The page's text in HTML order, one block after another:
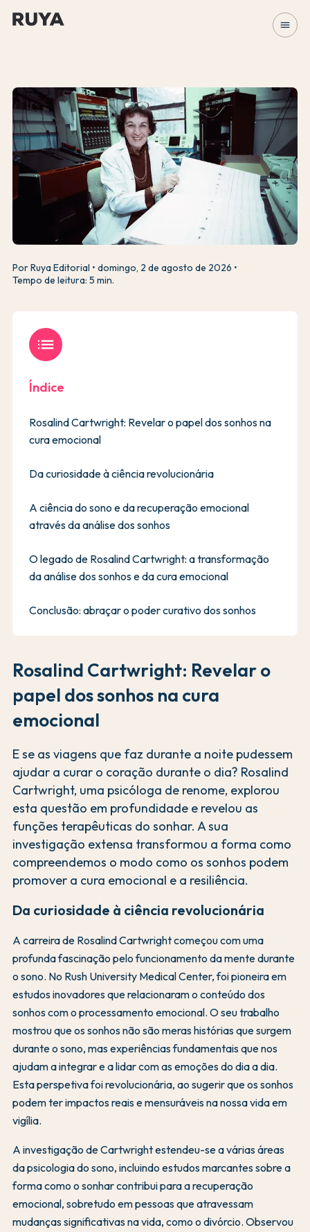
menu
Por Ruya Editorial
domingo, 2 de agosto de 2026
Tempo de leitura: 5 min.
Rosalind Cartwright: Revelar o
papel dos sonhos na cura
emocional
E se as viagens que faz durante a noite pudessem
ajudar a curar o coração durante o dia? Rosalind
Cartwright, uma psicóloga de renome, explorou
esta questão em profundidade e revelou as
funções terapêuticas do sonhar. A sua
investigação extensa transformou a forma como
compreendemos o modo como os sonhos podem
promover a cura emocional e a resiliência.
Da curiosidade à ciência revolucionária
A carreira de Rosalind Cartwright começou com uma
profunda fascinação pelo funcionamento da mente durante
o sono. No Rush University Medical Center, foi pioneira em
estudos inovadores que relacionaram o conteúdo dos
sonhos com o processamento emocional. O seu trabalho
mostrou que os sonhos não são meras histórias que surgem
durante o sono, mas experiências fundamentais que nos
ajudam a integrar e a lidar com as emoções do dia a dia.
Esta perspetiva foi revolucionária, ao sugerir que os sonhos
podem ter impactos reais e mensuráveis na nossa vida em
vigília.
A investigação de Cartwright estendeu-se a várias áreas
da psicologia do sono, incluindo estudos marcantes sobre a
forma como o sonhar contribui para a recuperação
emocional, sobretudo em pessoas que atravessam
mudanças significativas na vida, como o divórcio. Observou
list
Índice
Rosalind Cartwright: Revelar o papel dos sonhos na
cura emocional
Da curiosidade à ciência revolucionária
A ciência do sono e da recuperação emocional
através da análise dos sonhos
O legado de Rosalind Cartwright: a transformação
da análise dos sonhos e da cura emocional
Conclusão: abraçar o poder curativo dos sonhos